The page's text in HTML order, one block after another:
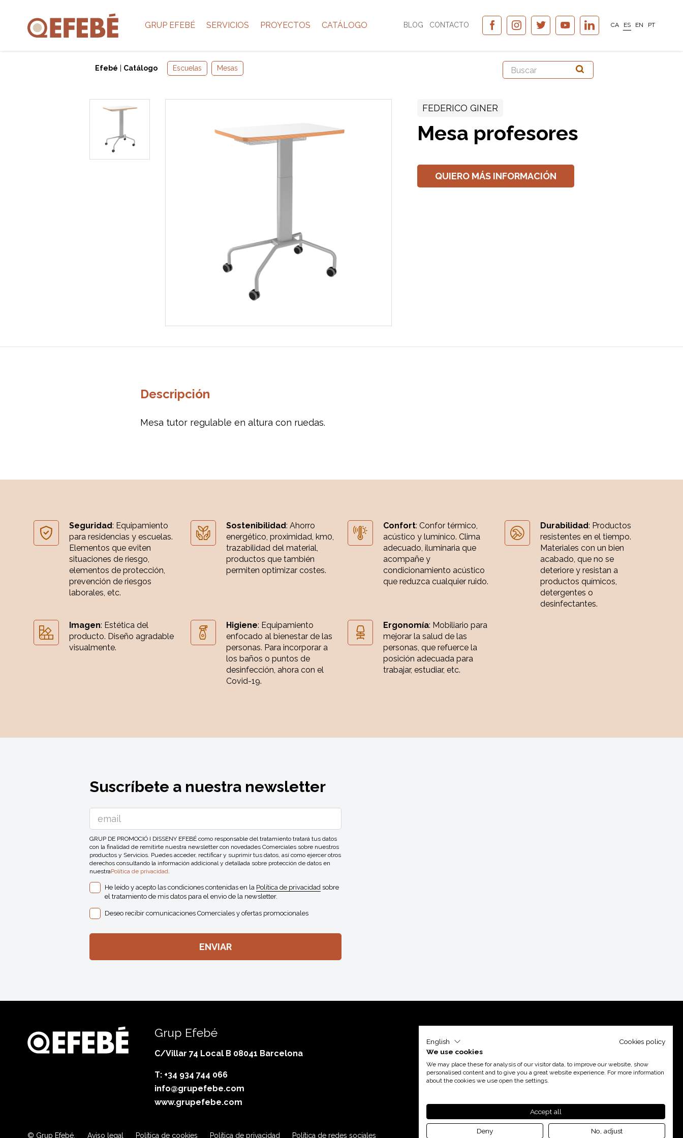
GRUP EFEBÉ SERVICIOS PROYECTOS CATÁLOGO BLOG CONTACTO CA ES EN PT
Efebé Catálogo Escuelas Mesas
FEDERICO GINER
Mesa profesores
QUIERO MÁS INFORMACIÓN
Descripción
Mesa tutor regulable en altura con ruedas.
Seguridad: Equipamiento
para residencias y escuelas.
Elementos que eviten
situaciones de riesgo,
elementos de protección,
prevención de riesgos
laborales, etc.
Sostenibilidad: Ahorro
energético, proximidad, km0,
trazabilidad del material,
productos que también
permiten optimizar costes.
Confort: Confor térmico,
acústico y lumínico. Clima
adecuado, iluminaria que
acompañe y
condicionamiento acústico
que reduzca cualquier ruido.
Durabilidad: Productos
resistentes en el tiempo.
Materiales con un bien
acabado, que no se
deteriore y resistan a
productos químicos,
detergentes o
desinfectantes.
Imagen: Estética del
producto. Diseño agradable
visualmente.
Higiene: Equipamiento
enfocado al bienestar de las
personas. Para incorporar a
los baños o puntos de
desinfección, ahora con el
Covid-19.
Ergonomía: Mobiliario para
mejorar la salud de las
personas, que refuerce la
posición adecuada para
trabajar, estudiar, etc.
Suscríbete a nuestra newsletter
GRUP DE PROMOCIÓ I DISSENY EFEBÉ como responsable del tratamiento tratará tus datos
con la finalidad de remitirte nuestra newsletter con novedades Comerciales sobre nuestros
productos y Servicios. Puedes acceder, rectificar y suprimir tus datos, así como ejercer otros
derechos consultando la información addicional y detallada sobre protección de datos en
nuestraPolítica de privacidad
He leído y acepto las condiciones contenidas en la Política de privacidad sobre
el tratamiento de mis datos para el envio de la newsletter.
Deseo recibir comunicaciones Comerciales y ofertas promocionales
Grup Efebé
C/Villar 74 Local B 08041 Barcelona
T: +34 934 744 066
info@grupefebe.com
www.grupefebe.com
© Grup Efebé. Aviso legal Política de cookies Política de privacidad Política de redes sociales By 100X100NET
English
Cookies policy
We use cookies
We may place these for analysis of our visitor data, to improve our website, show
personalised content and to give you a great website experience. For more information
about the cookies we use open the settings.
Accept all
Deny No, adjust